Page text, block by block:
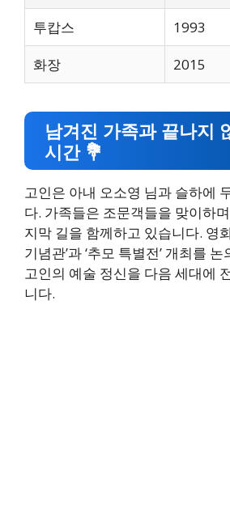
투캅스
1993
화장
2015
남겨진 가족과 끝나지
시간 💐
고인은 아내 오소영 님과 슬하에
다. 가족들은 조문객들을 맞이하
지막 길을 함께하고 있습니다. 영
기념관’과 ‘추모 특별전’ 개최를
고인의 예술 정신을 다음 세대에
니다.